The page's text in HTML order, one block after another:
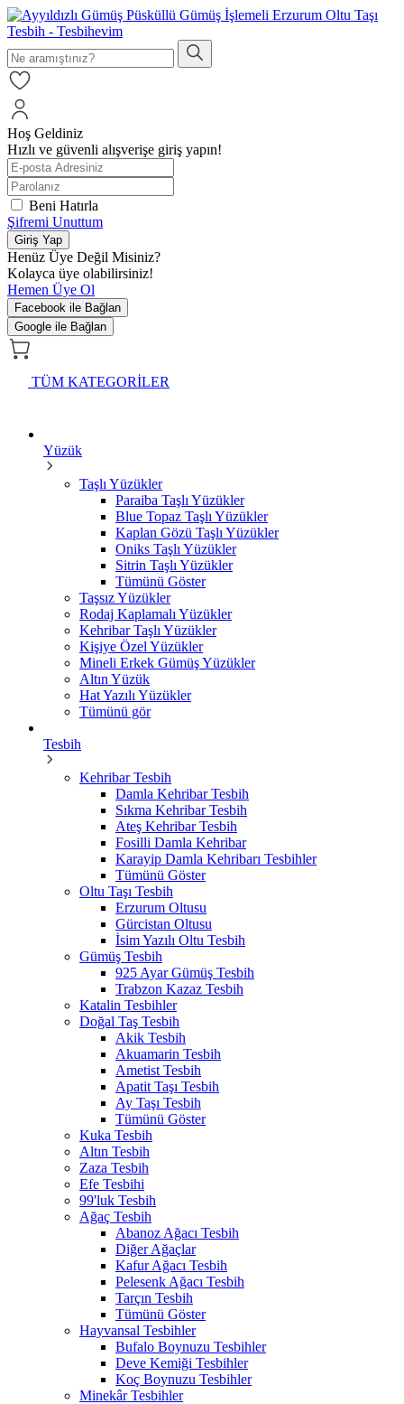
Hoş Geldiniz
Hızlı ve güvenli alışverişe giriş yapın!
Beni Hatırla
Şifremi Unuttum
Giriş Yap
Henüz Üye Değil Misiniz?
Kolayca üye olabilirsiniz!
Hemen Üye Ol
Facebook ile Bağlan
Google ile Bağlan
TÜM KATEGORİLER
Yüzük
Taşlı Yüzükler
Paraiba Taşlı Yüzükler
Blue Topaz Taşlı Yüzükler
Kaplan Gözü Taşlı Yüzükler
Oniks Taşlı Yüzükler
Sitrin Taşlı Yüzükler
Tümünü Göster
Taşsız Yüzükler
Rodaj Kaplamalı Yüzükler
Kehribar Taşlı Yüzükler
Kişiye Özel Yüzükler
Mineli Erkek Gümüş Yüzükler
Altın Yüzük
Hat Yazılı Yüzükler
Tümünü gör
Tesbih
Kehribar Tesbih
Damla Kehribar Tesbih
Sıkma Kehribar Tesbih
Ateş Kehribar Tesbih
Fosilli Damla Kehribar
Karayip Damla Kehribarı Tesbihler
Tümünü Göster
Oltu Taşı Tesbih
Erzurum Oltusu
Gürcistan Oltusu
İsim Yazılı Oltu Tesbih
Gümüş Tesbih
925 Ayar Gümüş Tesbih
Trabzon Kazaz Tesbih
Katalin Tesbihler
Doğal Taş Tesbih
Akik Tesbih
Akuamarin Tesbih
Ametist Tesbih
Apatit Taşı Tesbih
Ay Taşı Tesbih
Tümünü Göster
Kuka Tesbih
Altın Tesbih
Zaza Tesbih
Efe Tesbihi
99'luk Tesbih
Ağaç Tesbih
Abanoz Ağacı Tesbih
Diğer Ağaçlar
Kafur Ağacı Tesbih
Pelesenk Ağacı Tesbih
Tarçın Tesbih
Tümünü Göster
Hayvansal Tesbihler
Bufalo Boynuzu Tesbihler
Deve Kemiği Tesbihler
Koç Boynuzu Tesbihler
Minekâr Tesbihler